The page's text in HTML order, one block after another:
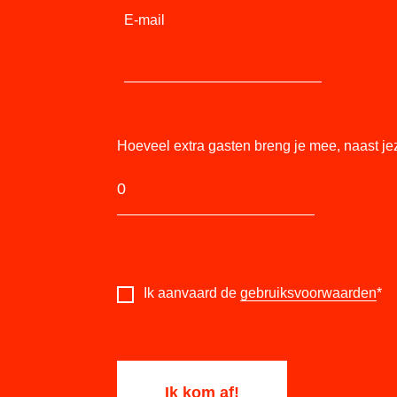
E-mail
Hoeveel extra gasten breng je mee, naast
Ik aanvaard de gebruiksvoorwaarden*